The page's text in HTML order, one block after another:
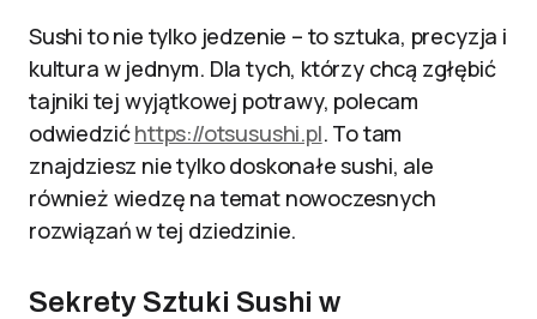
Sushi to nie tylko jedzenie – to sztuka, precyzja i
kultura w jednym. Dla tych, którzy chcą zgłębić
tajniki tej wyjątkowej potrawy, polecam
odwiedzićhttps://otsusushi.pl. To tam
znajdziesz nie tylko doskonałe sushi, ale
również wiedzę na temat nowoczesnych
rozwiązań w tej dziedzinie.
Sekrety Sztuki Sushi w